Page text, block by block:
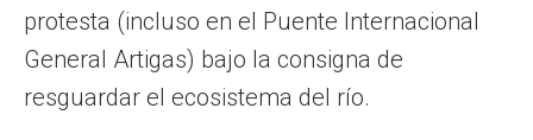
protesta (incluso en el Puente Internacional
General Artigas) bajo la consigna de
resguardar el ecosistema del río.